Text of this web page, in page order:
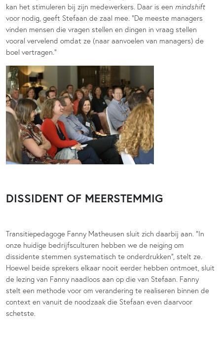
kan het stimuleren bij zijn medewerkers. Daar is een mindshift
voor nodig, geeft Stefaan de zaal mee. “De meeste managers
vinden mensen die vragen stellen en dingen in vraag stellen
vooral vervelend omdat ze (naar aanvoelen van managers) de
boel vertragen.”
DISSIDENT OF MEERSTEMMIG
Transitiepedagoge Fanny Matheusen sluit zich daarbij aan. “In
onze huidige bedrijfsculturen hebben we de neiging om
dissidente stemmen systematisch te onderdrukken”, stelt ze.
Hoewel beide sprekers elkaar nooit eerder hebben ontmoet, sluit
de lezing van Fanny naadloos aan op die van Stefaan. Fanny
stelt een methode voor om verandering te realiseren binnen de
context en vanuit de noodzaak die Stefaan even daarvoor
schetste.